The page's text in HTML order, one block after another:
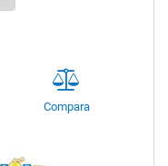
Compara